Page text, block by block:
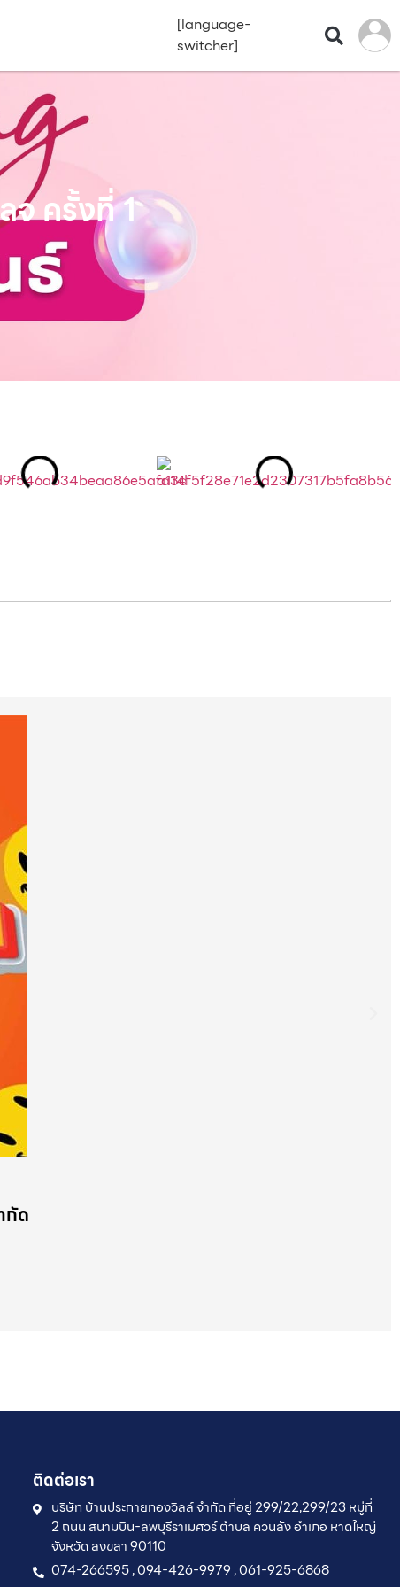
[language-
switcher]
จ ครั้งที่ 1
กัด
ติดต่อเรา
บริษัท บ้านประกายทองวิลล์ จำกัด ที่อยู่ 299/22,299/23 หมู่ที่
2 ถนน สนามบิน-ลพบุรีราเมศวร์ ตำบล ควนลัง อำเภอ หาดใหญ่
จังหวัด สงขลา 90110
074-266595 , 094-426-9979 , 061-925-6868